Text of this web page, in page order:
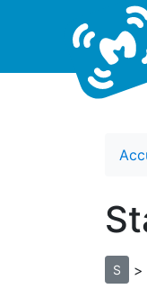
S >